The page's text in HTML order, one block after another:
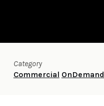
Category
Commercial OnDemand